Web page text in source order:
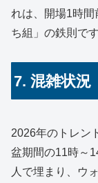
れは、開場1時
ち組」の鉄則です
7. 混雑状況
2026年のトレン
盆期間の11時～
人で埋まり、ウ